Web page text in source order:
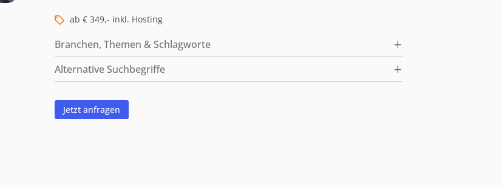
ab € 349,- inkl. Hosting
Branchen, Themen & Schlagworte
Alternative Suchbegriffe
Jetzt anfragen